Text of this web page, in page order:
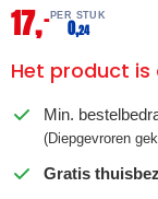
17,– PER STUK
0,24
Het product is
Min.
(Diepgevroren
Gratis